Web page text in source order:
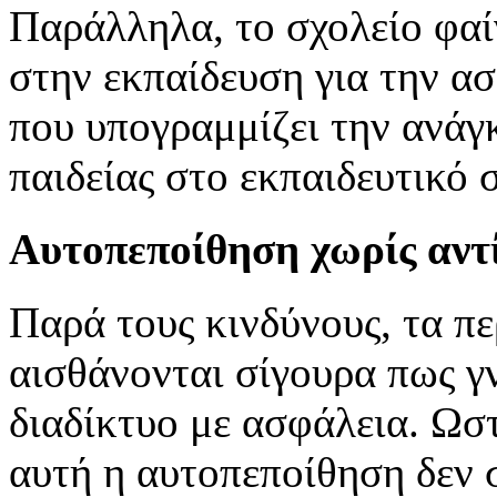
Παράλληλα, το σχολείο
στην εκπαίδευση για την
που υπογραμμίζει την
παιδείας στο
Αυτοπεποίθηση χωρίς
Παρά τους κινδύνους, τα
αισθάνονται σίγουρα πως
διαδίκτυο με ασφάλεια.
αυτή η αυτοπεποίθηση δεν